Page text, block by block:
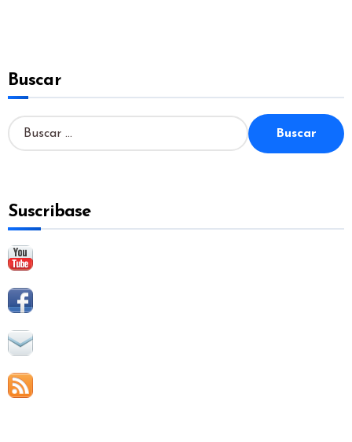
Buscar
B
u
r
:
Suscribase